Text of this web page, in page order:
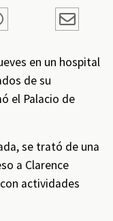
en un hospital
de su
el Palacio de
se trató de una
a Clarence
actividades